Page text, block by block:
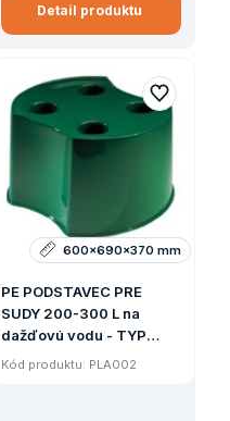
Detail produktu
PE PODSTAVEC PRE
SUDY 200-300 L na
dažďovú vodu - TYP
4501 (4KG)
Kód produktu: PLA002
600x690x370 mm